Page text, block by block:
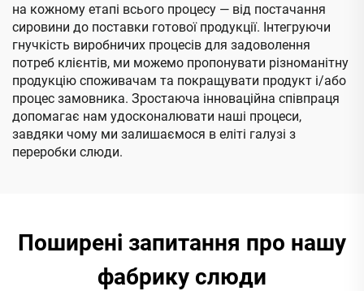
на кожному етапі всього процесу — від постачання
сировини до поставки готової продукції. Інтегруючи
гнучкість виробничих процесів для задоволення
потреб клієнтів, ми можемо пропонувати різноманітну
продукцію споживачам та покращувати продукт і/або
процес замовника. Зростаюча інноваційна співпраця
допомагає нам удосконалювати наші процеси,
завдяки чому ми залишаємося в еліті галузі з
переробки слюди.
Поширені запитання про нашу
фабрику слюди